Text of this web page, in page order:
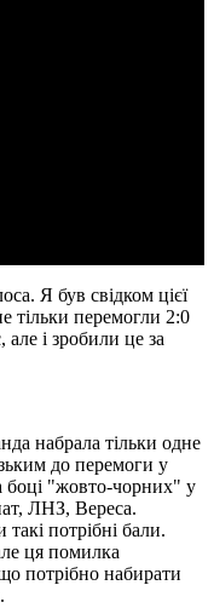
Я був свідком цієї
тільки перемогли 2:0
але і зробили це за
набрала тільки одне
до перемоги у
боці "жовто-чорних" у
ЛНЗ, Вереса.
потрібні бали.
ця помилка
потрібно набирати